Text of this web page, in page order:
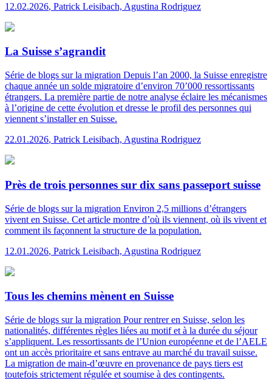
12.02.2026, Patrick Leisibach, Agustina Rodriguez
La Suisse s’agrandit
Série de blogs sur la migration Depuis l’an 2000, la Suisse enregistre
chaque année un solde migratoire d’environ 70’000 ressortissants
étrangers. La première partie de notre analyse éclaire les mécanismes
à l’origine de cette évolution et dresse le profil des personnes qui
viennent s’installer en Suisse.
22.01.2026, Patrick Leisibach, Agustina Rodriguez
Près de trois personnes sur dix sans passeport suisse
Série de blogs sur la migration Environ 2,5 millions d’étrangers
vivent en Suisse. Cet article montre d’où ils viennent, où ils vivent et
comment ils façonnent la structure de la population.
12.01.2026, Patrick Leisibach, Agustina Rodriguez
Tous les chemins mènent en Suisse
Série de blogs sur la migration Pour rentrer en Suisse, selon les
nationalités, différentes règles liées au motif et à la durée du séjour
s’appliquent. Les ressortissants de l’Union européenne et de l’AELE
ont un accès prioritaire et sans entrave au marché du travail suisse.
La migration de main-d’œuvre en provenance de pays tiers est
toutefois strictement régulée et soumise à des contingents.